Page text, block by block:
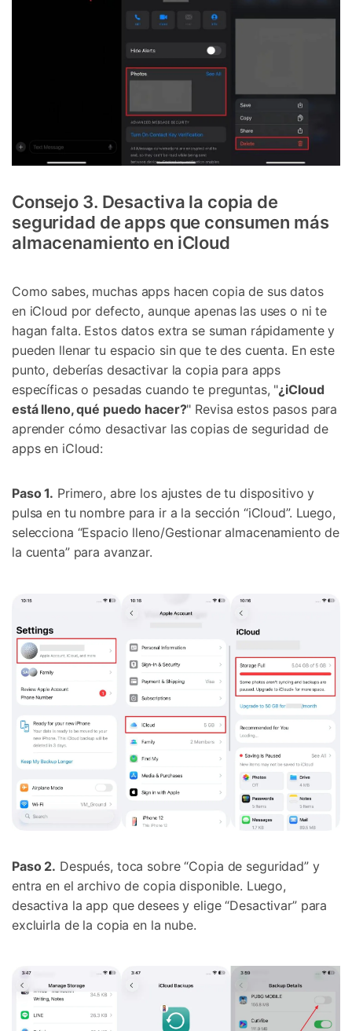
Consejo 3. Desactiva la copia de
seguridad de apps que consumen más
almacenamiento en iCloud
Como sabes, muchas apps hacen copia de sus datos
en iCloud por defecto, aunque apenas las uses o ni te
hagan falta. Estos datos extra se suman rápidamente y
pueden llenar tu espacio sin que te des cuenta. En este
punto, deberías desactivar la copia para apps
específicas o pesadas cuando te preguntas, "¿iCloud
está lleno, qué puedo hacer?" Revisa estos pasos para
aprender cómo desactivar las copias de seguridad de
apps en iCloud:
Paso 1. Primero, abre los ajustes de tu dispositivo y
pulsa en tu nombre para ir a la sección “iCloud”. Luego,
selecciona “Espacio lleno/Gestionar almacenamiento de
la cuenta” para avanzar.
Paso 2. Después, toca sobre “Copia de seguridad” y
entra en el archivo de copia disponible. Luego,
desactiva la app que desees y elige “Desactivar” para
excluirla de la copia en la nube.